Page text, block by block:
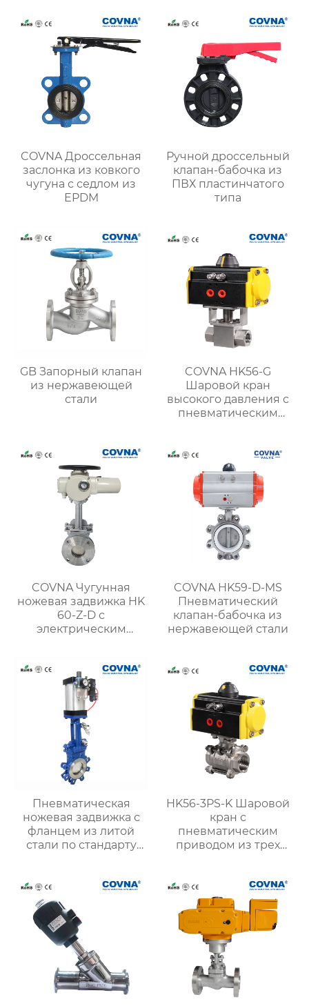
COVNA Дроссельная
заслонка из ковкого
чугуна с седлом из
EPDM
Ручной дроссельный
клапан-бабочка из
ПВХ пластинчатого
типа
GB Запорный клапан
из нержавеющей
стали
COVNA HK56-G
Шаровой кран
высокого давления с
пневматическим
COVNA Чугунная
ножевая задвижка HK
60-Z-D с
электрическим
COVNA HK59-D-MS
Пневматический
клапан-бабочка из
нержавеющей стали
Пневматическая
ножевая задвижка с
фланцем из литой
стали по стандарту
HK56-3PS-K Шаровой
кран с
пневматическим
приводом из трех